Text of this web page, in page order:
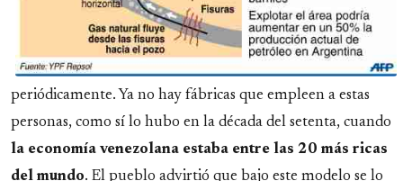
periódicamente. Ya no hay fábricas que empleen a estas
personas, como sí lo hubo en la década del setenta, cuando
la economía venezolana estaba entre las 20 más ricas
del mundo. El pueblo advirtió que bajo este modelo se lo